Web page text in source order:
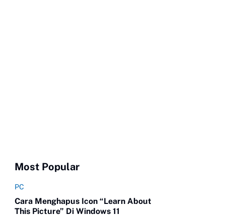
Most Popular
PC
Cara Menghapus Icon “Learn About
This Picture” Di Windows 11